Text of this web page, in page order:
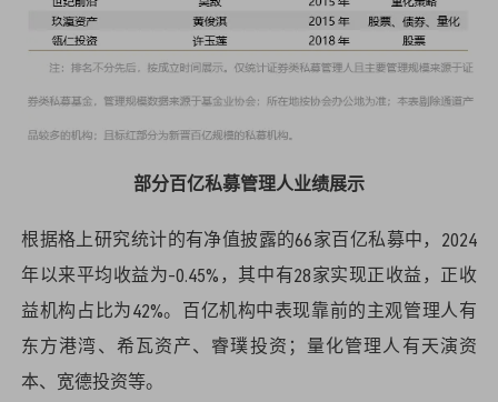
部分百亿私募管理人业绩展示
根据格上研究统计的有净值披露的66家百亿私募中，2024
年以来平均收益为-0.45%，其中有28家实现正收益，正收
益机构占比为42%。百亿机构中表现靠前的主观管理人有
东方港湾、希瓦资产、睿璞投资；量化管理人有天演资
本、宽德投资等。